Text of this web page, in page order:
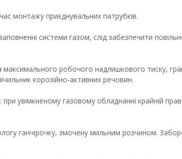
монтажу приєднувальних патрубків.
системи газом, слід забезпечити
максимального робочого надлишкового тиску,
корозійно-активних речовин.
увімкненому газовому обладнанні крайній
ганчірочку, змочену мильним розчином.